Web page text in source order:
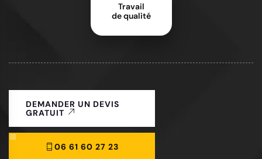
Travail
de qualité
DEMANDER UN DEVIS
GRATUIT
06 61 60 27 23